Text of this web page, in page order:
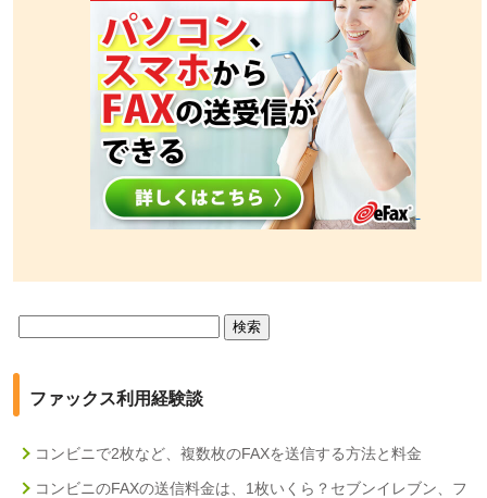
ファックス利用経験談
コンビニで2枚など、複数枚のFAXを送信する方法と料金
コンビニのFAXの送信料金は、1枚いくら？セブンイレブン、フ